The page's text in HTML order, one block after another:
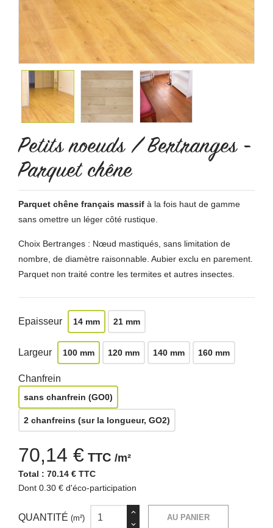
Petits noeuds / Bertranges -
Parquet chêne
Parquet chêne français massif à la fois haut de gamme
sans omettre un léger côté rustique.
Choix Bertranges : Nœud mastiqués, sans limitation de
nombre, de diamètre raisonnable. Aubier exclu en parement.
Parquet non traité contre les termites et autres insectes.
Epaisseur 14 mm 21 mm
Largeur 100 mm 120 mm 140 mm 160 mm
Chanfrein
sans chanfrein (GO0)
2 chanfreins (sur la longueur, GO2)
70,14 € TTC /m²
Total : 70.14 € TTC
Dont 0.30 € d'éco-participation
QUANTITÉ (m²) AU PANIER